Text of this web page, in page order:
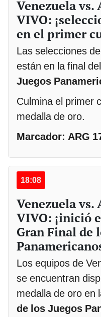
Venezuela vs.
VIVO:
en el primer
Las selecciones
están en la final
Juegos
Culmina el primer
medalla de oro.
Marcador: ARG
18:08
Venezuela vs.
VIVO: ¡inició
Gran Final de
Los equipos de
se encuentran
medalla de oro en
de los Juegos